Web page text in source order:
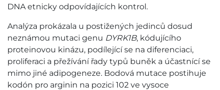
DNA etnicky odpovídajících kontrol.
Analýza prokázala u postižených jedinců dosud
neznámou mutaci genu DYRK1B, kódujícího
proteinovou kinázu, podílející se na diferenciaci,
proliferaci a přežívání řady typů buněk a účastnící se
mimo jiné adipogeneze. Bodová mutace postihuje
kodón pro arginin na pozici 102 ve vysoce